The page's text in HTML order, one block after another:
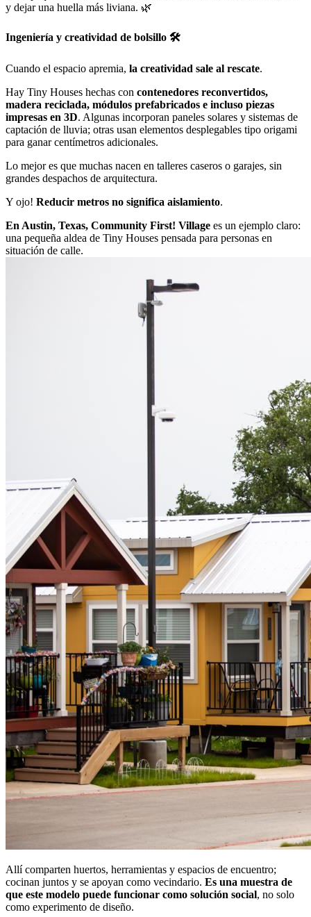
y dejar una huella más liviana. 🌿
Ingeniería y creatividad de bolsillo 🛠️
Cuando el espacio apremia, la creatividad sale al rescate.
Hay Tiny Houses hechas con contenedores reconvertidos,
madera reciclada, módulos prefabricados e incluso piezas
impresas en 3D. Algunas incorporan paneles solares y sistemas de
captación de lluvia; otras usan elementos desplegables tipo origami
para ganar centímetros adicionales.
Lo mejor es que muchas nacen en talleres caseros o garajes, sin
grandes despachos de arquitectura.
Y ojo! Reducir metros no significa aislamiento.
En Austin, Texas, Community First! Village es un ejemplo claro:
una pequeña aldea de Tiny Houses pensada para personas en
situación de calle.
Allí comparten huertos, herramientas y espacios de encuentro;
cocinan juntos y se apoyan como vecindario. Es una muestra de
que este modelo puede funcionar como solución social, no solo
como experimento de diseño.